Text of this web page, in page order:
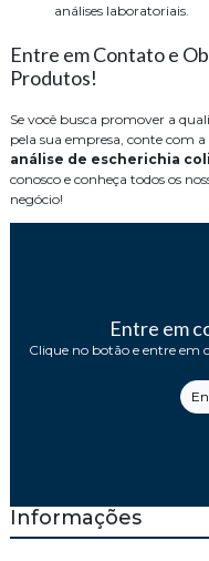
análises laboratoriais.
Entre em Contato e
Produtos!
Se você busca promover a
pela sua empresa, conte com
análise de escherichia
conosco e conheça todos os
negócio!
Entre em
Clique no botão e entre
Informações